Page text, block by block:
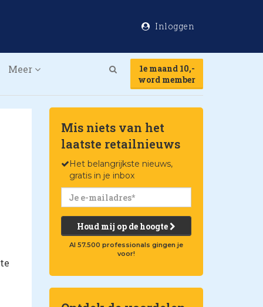
Inloggen
Meer
1e maand 10,-
word member
Mis niets van het
laatste retailnieuws
Het belangrijkste nieuws,
gratis in je inbox
Houd mij op de hoogte
Al 57.500 professionals gingen je
voor!